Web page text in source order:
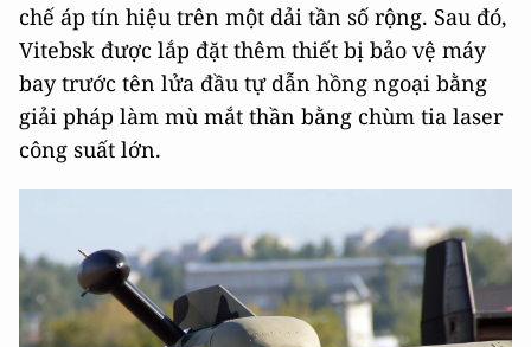
chế áp tín hiệu trên một dải tần số rộng. Sau đó,
Vitebsk được lắp đặt thêm thiết bị bảo vệ máy
bay trước tên lửa đầu tự dẫn hồng ngoại bằng
giải pháp làm mù mắt thần bằng chùm tia laser
công suất lớn.